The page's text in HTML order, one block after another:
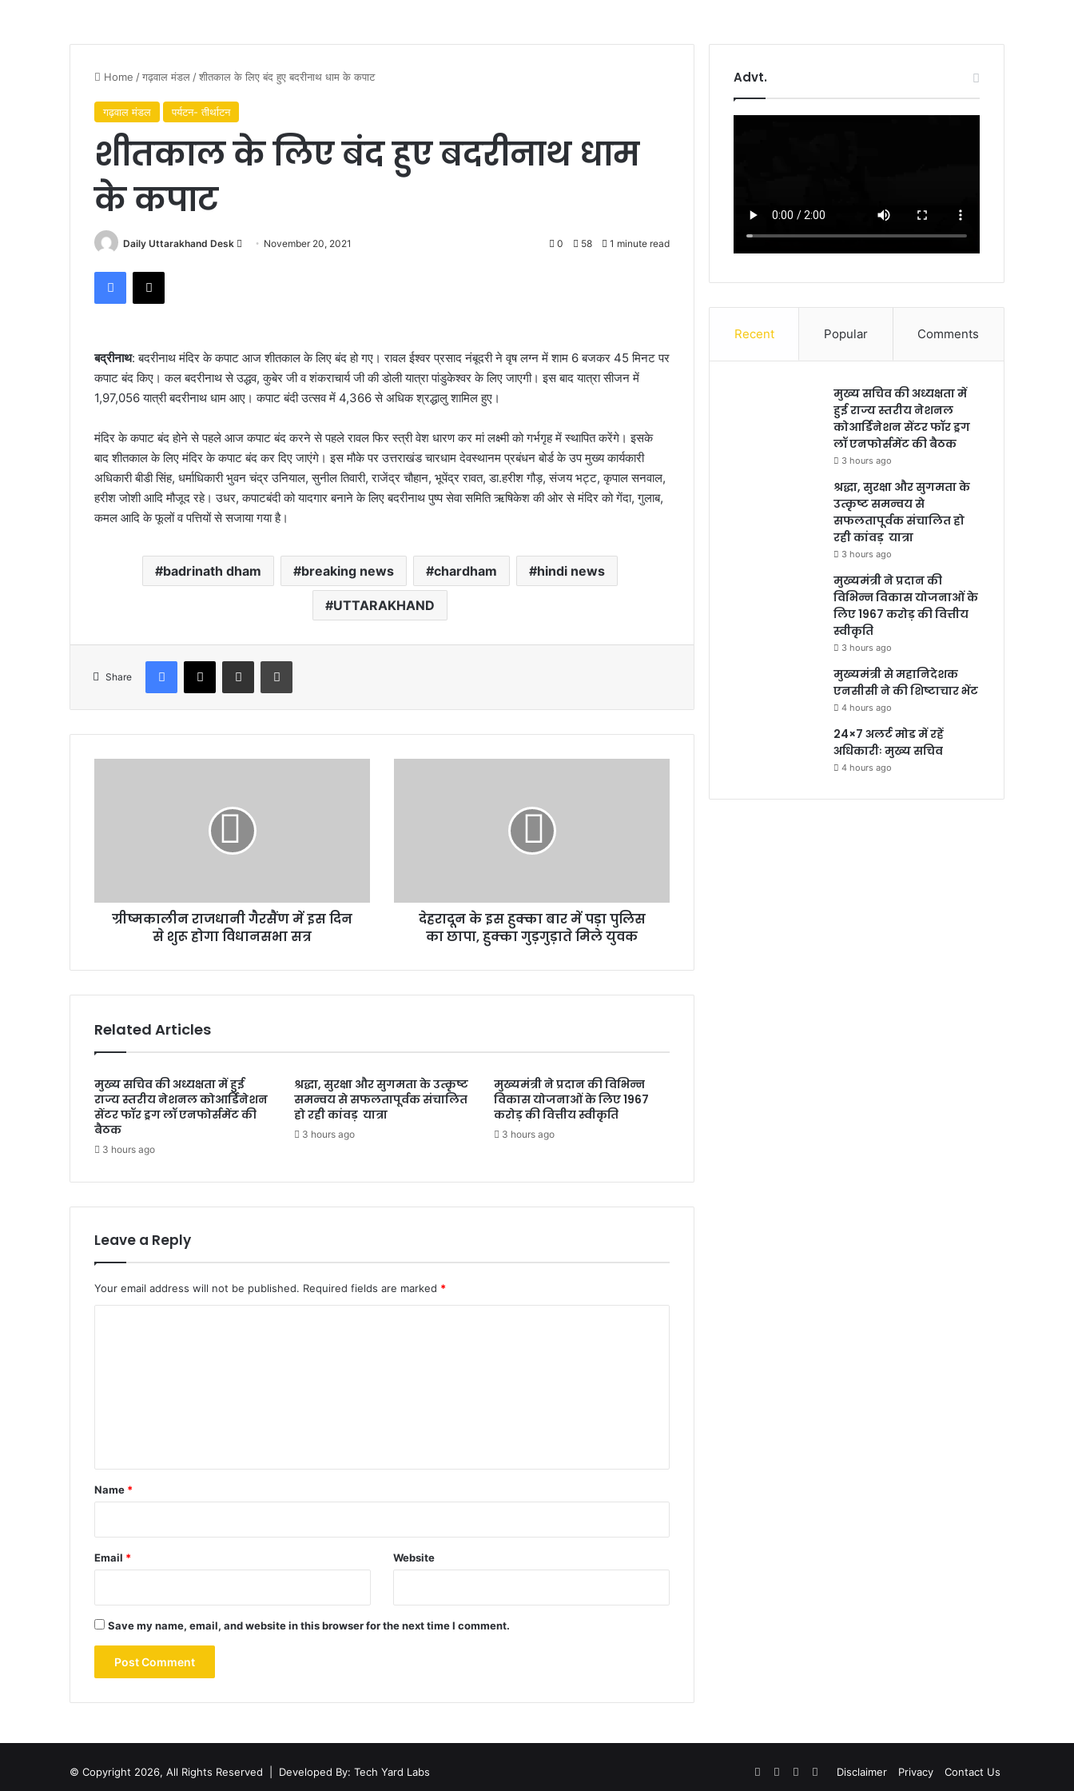
Home /गढ़वाल मंडल /शीतकाल के लिए बंद हुए बदरीनाथ धाम के कपाट
गढ़वाल मंडल पर्यटन- तीर्थाटन
शीतकाल के लिए बंद हुए बदरीनाथ धाम
के कपाट
Daily Uttarakhand Desk
Send November 20, 2021 0 58 1 minute read
Facebook
X
बद्रीनाथ: बदरीनाथ मंदिर के कपाट आज शीतकाल के लिए बंद हो गए। रावल ईश्वर प्रसाद नंबूदरी ने वृष लग्न में शाम 6 बजकर 45 मिनट पर
कपाट बंद किए। कल बदरीनाथ से उद्धव, कुबेर जी व शंकराचार्य जी की डोली यात्रा पांडुकेश्वर के लिए जाएगी। इस बाद यात्रा सीजन में
1,97,056 यात्री बदरीनाथ धाम आए। कपाट बंदी उत्सव में 4,366 से अधिक श्रद्धालु शामिल हुए।
मंदिर के कपाट बंद होने से पहले आज कपाट बंद करने से पहले रावल फिर स्त्री वेश धारण कर मां लक्ष्मी को गर्भगृह में स्थापित करेंगे। इसके
बाद शीतकाल के लिए मंदिर के कपाट बंद कर दिए जाएंगे। इस मौके पर उत्तराखंड चारधाम देवस्थानम प्रबंधन बोर्ड के उप मुख्य कार्यकारी
अधिकारी बीडी सिंह, धर्माधिकारी भुवन चंद्र उनियाल, सुनील तिवारी, राजेंद्र चौहान, भूपेंद्र रावत, डा.हरीश गौड़, संजय भट्ट, कृपाल सनवाल,
हरीश जोशी आदि मौजूद रहे। उधर, कपाटबंदी को यादगार बनाने के लिए बदरीनाथ पुष्प सेवा समिति ऋषिकेश की ओर से मंदिर को गेंदा, गुलाब,
कमल आदि के फूलों व पत्तियों से सजाया गया है।
badrinath dham breaking news chardham hindi news
UTTARAKHAND
Share
Facebook
X Share via Email Print
होगा
विधानसभा
ग्रीष्मकालीन राजधानी गैरसैंण में इस दिन
से शुरू होगा विधानसभा सत्र
का
मिले
देहरादून के इस हुक्का बार में पड़ा पुलिस
का छापा, हुक्का गुड़गुड़ाते मिले युवक
Related Articles
मुख्य सचिव की अध्यक्षता में हुई
राज्य स्तरीय नेशनल कोआर्डिनेशन
सेंटर फॉर ड्रग लॉ एनफोर्समेंट की
बैठक
3 hours ago
श्रद्धा, सुरक्षा और सुगमता के उत्कृष्ट
समन्वय से सफलतापूर्वक संचालित
हो रही कांवड़ यात्रा
3 hours ago
मुख्यमंत्री ने प्रदान की विभिन्न
विकास योजनाओं के लिए 1967
करोड़ की वित्तीय स्वीकृति
3 hours ago
Leave a Reply
Your email address will not be published. Required fields are marked *
*
Name *
Email * Website
Save my name, email, and website in this browser for the next time I comment.
Advt.
Recent Popular Comments
मुख्य सचिव की अध्यक्षता में
हुई राज्य स्तरीय नेशनल
कोआर्डिनेशन सेंटर फॉर ड्रग
लॉ एनफोर्समेंट की बैठक
3 hours ago
श्रद्धा, सुरक्षा और सुगमता के
उत्कृष्ट समन्वय से
सफलतापूर्वक संचालित हो
रही कांवड़ यात्रा
3 hours ago
मुख्यमंत्री ने प्रदान की
विभिन्न विकास योजनाओं के
लिए 1967 करोड़ की वित्तीय
स्वीकृति
3 hours ago
मुख्यमंत्री से महानिदेशक
एनसीसी ने की शिष्टाचार भेंट
4 hours ago
24×7 अलर्ट मोड में रहें
अधिकारीः मुख्य सचिव
4 hours ago
© Copyright 2026, All Rights Reserved | Developed By: Tech Yard Labs Disclaimer Privacy Contact Us
FacebookYouTubeInstagram